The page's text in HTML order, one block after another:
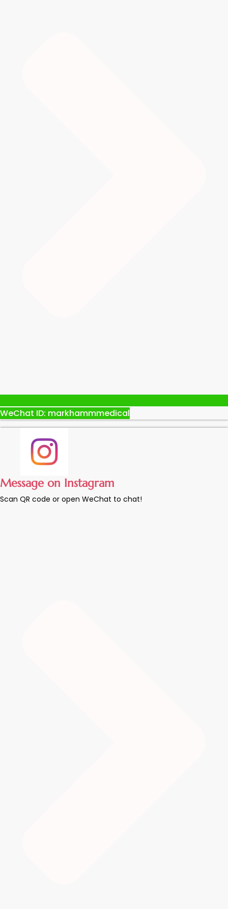
WeChat ID: markhammmedical
Message on Instagram
Scan QR code or open WeChat to chat!